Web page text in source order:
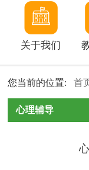
关于我们
您当前的位置:首
心理辅导